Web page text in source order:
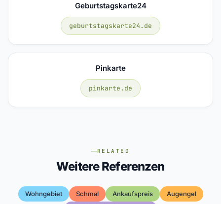
Geburtstagskarte24
geburtstagskarte24.de
Pinkarte
pinkarte.de
RELATED
Weitere Referenzen
Wohngebiet Schmal Ankaufspreis
Augengel